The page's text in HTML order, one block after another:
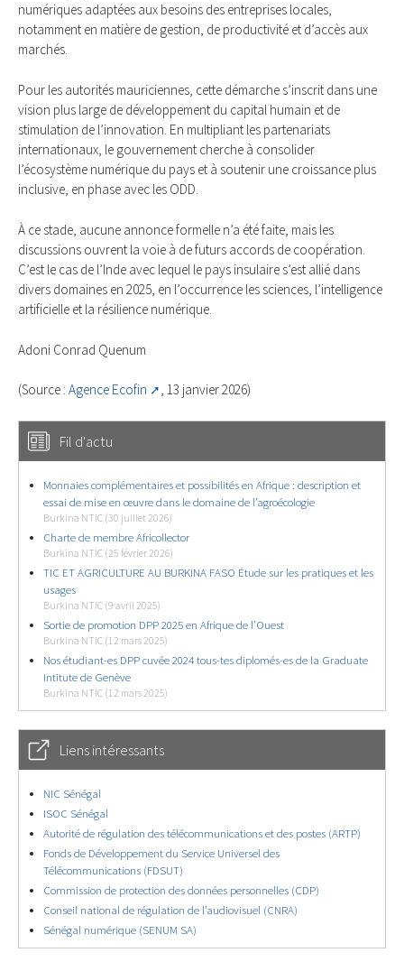
numériques adaptées aux besoins des entreprises locales,
notamment en matière de gestion, de productivité et d’accès aux
marchés.
Pour les autorités mauriciennes, cette démarche s’inscrit dans une
vision plus large de développement du capital humain et de
stimulation de l’innovation. En multipliant les partenariats
internationaux, le gouvernement cherche à consolider
l’écosystème numérique du pays et à soutenir une croissance plus
inclusive, en phase avec les ODD.
À ce stade, aucune annonce formelle n’a été faite, mais les
discussions ouvrent la voie à de futurs accords de coopération.
C’est le cas de l’Inde avec lequel le pays insulaire s’est allié dans
divers domaines en 2025, en l’occurrence les sciences, l’intelligence
artificielle et la résilience numérique.
Adoni Conrad Quenum
(Source : Agence Ecofin , 13 janvier 2026)
Fil d'actu
Monnaies complémentaires et possibilités en Afrique : description et
essai de mise en œuvre dans le domaine de l’agroécologie
Burkina NTIC (30 juillet 2026)
Charte de membre Africollector
Burkina NTIC (25 février 2026)
TIC ET AGRICULTURE AU BURKINA FASO Étude sur les pratiques et les
usages
Burkina NTIC (9 avril 2025)
Sortie de promotion DPP 2025 en Afrique de l’Ouest
Burkina NTIC (12 mars 2025)
Nos étudiant-es DPP cuvée 2024 tous-tes diplomés-es de la Graduate
Intitute de Genève
Burkina NTIC (12 mars 2025)
Liens intéressants
NIC Sénégal
ISOC Sénégal
Autorité de régulation des télécommunications et des postes (ARTP)
Fonds de Développement du Service Universel des
Télécommunications (FDSUT)
Commission de protection des données personnelles (CDP)
Conseil national de régulation de l’audiovisuel (CNRA)
Sénégal numérique (SENUM SA)